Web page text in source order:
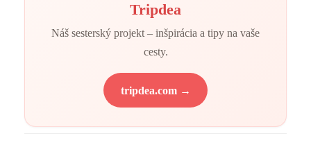
Tripdea
Náš sesterský projekt – inšpirácia a tipy na vaše
cesty.
tripdea.com →